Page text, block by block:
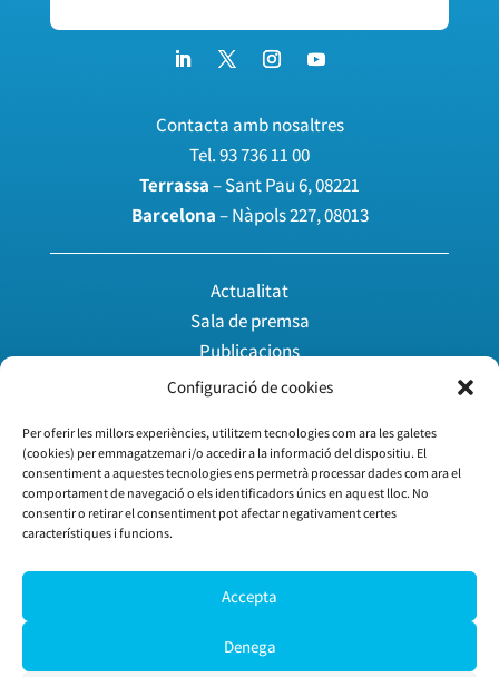
Configuració de cookies
Per oferir les millors experiències, utilitzem tecnologies com ara les galetes
(cookies) per emmagatzemar i/o accedir a la informació del dispositiu. El
consentiment a aquestes tecnologies ens permetrà processar dades com ara el
comportament de navegació o els identificadors únics en aquest lloc. No
consentir o retirar el consentiment pot afectar negativament certes
característiques i funcions.
Accepta
Denega
Contacta amb nosaltres
Tel.93 736 11 00
Terrassa– Sant Pau 6, 08221
Barcelona– Nàpols 227, 08013
Actualitat
Sala de premsa
Publicacions
Espai multimèdia
Agenda
Àrea privada
Treballa amb nosaltres
Descobreix Cecot | Open
Utilitzem galetes per a oferir-te la millor experiència a la nostra web.